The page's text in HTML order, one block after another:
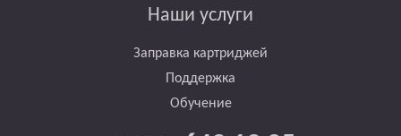
Наши услуги
Заправка картриджей
Поддержка
Обучение